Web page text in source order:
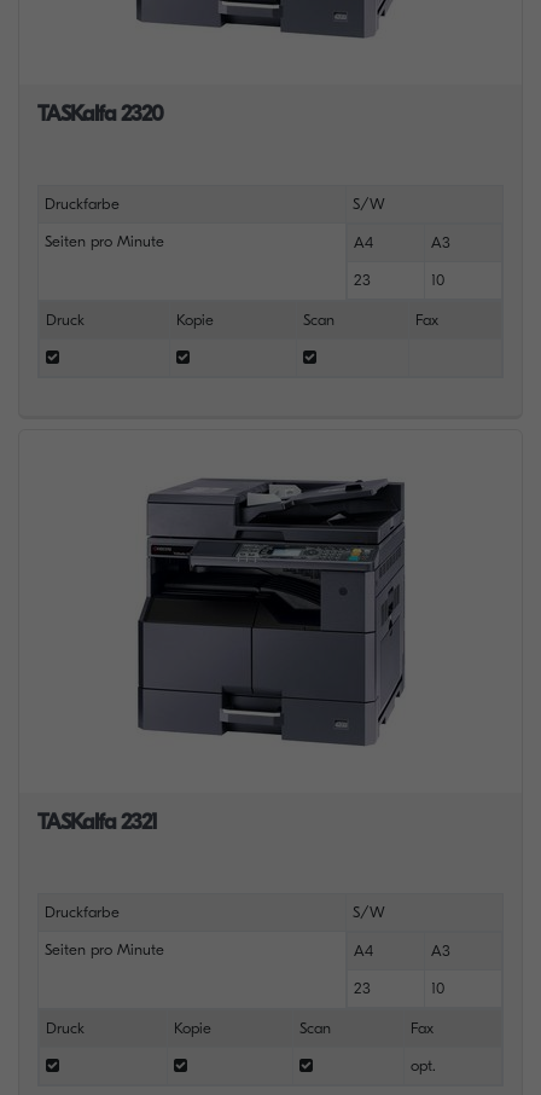
TASKalfa 2320
Druckfarbe S/W
Seiten pro Minute A4 A3
23 10
Druck Kopie Scan Fax
TASKalfa 2321
Druckfarbe S/W
Seiten pro Minute A4 A3
23 10
Druck Kopie Scan Fax
opt.